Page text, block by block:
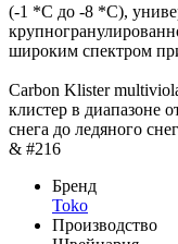
(-1 *С до -8 *С),
широким спектром
Carbon Klister
клистер в диапазоне
снега до ледяного
& #216
Бренд
Toko
Производство